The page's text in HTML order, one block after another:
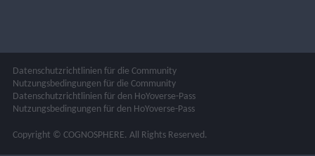
Datenschutzrichtlinien für die Community
Nutzungsbedingungen für die Community
Datenschutzrichtlinien für den HoYoverse-Pass
Nutzungsbedingungen für den HoYoverse-Pass
Copyright © COGNOSPHERE. All Rights Reserved.